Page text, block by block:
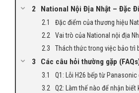
National Nội Địa Nhật – Đặc
Đặc điểm của thương hiệu
Vai trò của National nội địa
Thách thức trong việc bảo trì
Các câu hỏi thường gặp
Q1: Lỗi H26 bếp từ
Q2: Làm thế nào để nhận